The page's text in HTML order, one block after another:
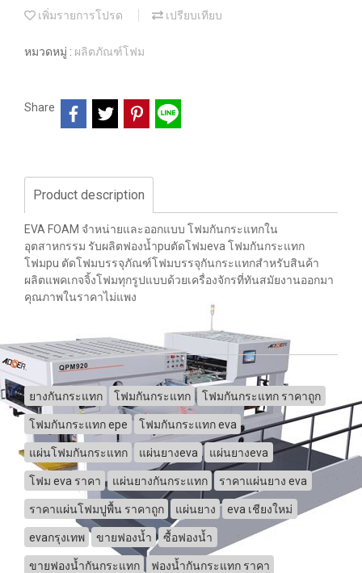
เพิ่มรายการโปรด เปรียบเทียบ
หมวดหมู่ : ผลิตภัณฑ์โฟม
Share
Product description
EVA FOAM จำหน่ายและออกแบบ โฟมกันกระแทกใน
อุตสาหกรรม รับผลิตฟองน้ำpuตัดโฟมeva โฟมกันกระแทก
โฟมpu ตัดโฟมบรรจุภัณฑ์โฟมบรรจุกันกระแทกสำหรับสินค้า
ผลิตแพคเกจจิ้งโฟมทุกรูปแบบด้วยเครื่องจักรที่ทันสมัยงานออกมา
คุณภาพในราคาไม่แพง
ยางกันกระแทก โฟมกันกระแทก โฟมกันกระแทก ราคาถูก
โฟมกันกระแทก epe โฟมกันกระแทก eva
แผ่นโฟมกันกระแทก แผ่นยางeva แผ่นยางeva
โฟม eva ราคา แผ่นยางกันกระแทก ราคาแผ่นยาง eva
ราคาแผ่นโฟมปูพื้น ราคาถูก แผ่นยาง eva เชียงใหม่
evaกรุงเทพ ขายฟองน้ำ ซื้อฟองน้ำ
ขายฟองน้ำกันกระแทก ฟองน้ำกันกระแทก ราคา